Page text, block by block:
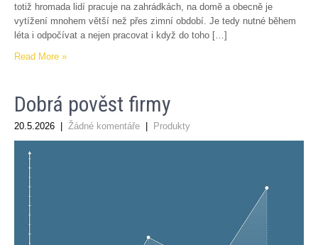
totiž hromada lidí pracuje na zahrádkách, na domě a obecně je
vytížení mnohem větší než přes zimní období. Je tedy nutné během
léta i odpočívat a nejen pracovat i když do toho […]
Read More »
Dobrá pověst firmy
20.5.2026 Žádné komentáře Produkty